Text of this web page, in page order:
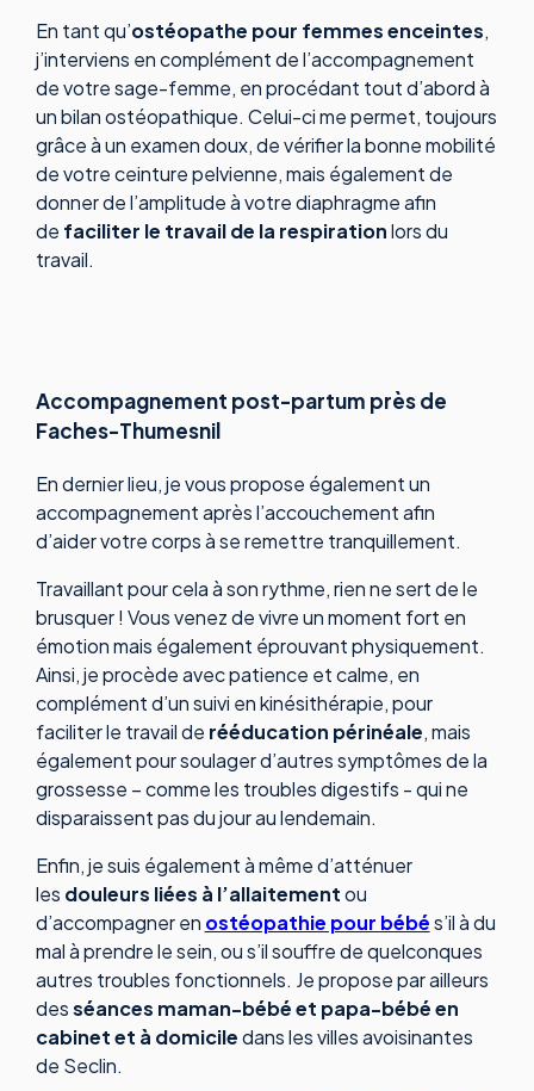
En tant qu’ostéopathe pour femmes enceintes,
j’interviens en complément de l’accompagnement
de votre sage-femme, en procédant tout d’abord à
un bilan ostéopathique. Celui-ci me permet, toujours
grâce à un examen doux, de vérifier la bonne mobilité
de votre ceinture pelvienne, mais également de
donner de l’amplitude à votre diaphragme afin
de faciliter le travail de la respirationlors du
travail.
Accompagnement post-partum près de
Faches-Thumesnil
En dernier lieu, je vous propose également un
accompagnement après l’accouchement afin
d’aider votre corps à se remettre tranquillement.
Travaillant pour cela à son rythme, rien ne sert de le
brusquer ! Vous venez de vivre un moment fort en
émotion mais également éprouvant physiquement.
Ainsi, je procède avec patience et calme, en
complément d’un suivi en kinésithérapie, pour
faciliter le travail de rééducation périnéale, mais
également pour soulager d’autres symptômes de la
grossesse – comme les troubles digestifs - qui ne
disparaissent pas du jour au lendemain.
Enfin, je suis également à même d’atténuer
les douleurs liées à l’allaitementou
d’accompagner en ostéopathie pour bébés’il à du
mal à prendre le sein, ou s’il souffre de quelconques
autres troubles fonctionnels. Je propose par ailleurs
desséances maman-bébé et papa-bébé en
cabinet et à domiciledans les villes avoisinantes
de Seclin.